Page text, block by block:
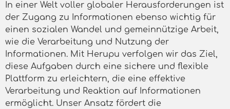
In einer Welt voller globaler Herausforderungen ist
der Zugang zu Informationen ebenso wichtig für
einen sozialen Wandel und gemeinnützige Arbeit,
wie die Verarbeitung und Nutzung der
Informationen. Mit Herupu verfolgen wir das Ziel,
diese Aufgaben durch eine sichere und flexible
Plattform zu erleichtern, die eine effektive
Verarbeitung und Reaktion auf Informationen
ermöglicht. Unser Ansatz fördert die